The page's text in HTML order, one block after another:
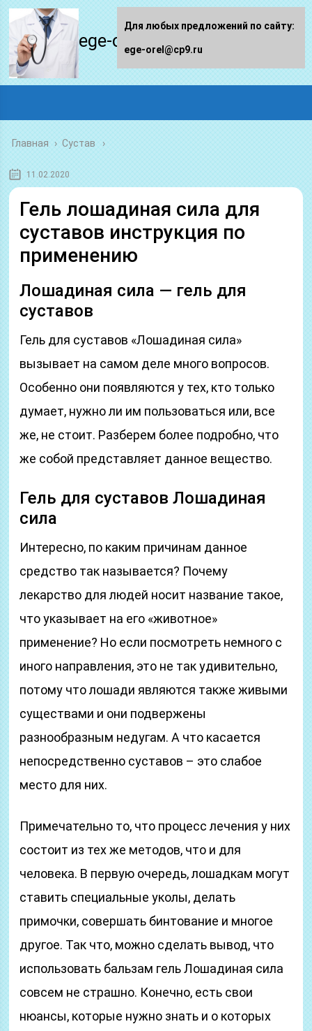
ege-orel.ru
Главная › Сустав
11.02.2020
Гель лошадиная сила для
суставов инструкция по
применению
Лошадиная сила — гель для
суставов
Гель для суставов «Лошадиная сила»
вызывает на самом деле много вопросов.
Особенно они появляются у тех, кто только
думает, нужно ли им пользоваться или, все
же, не стоит. Разберем более подробно, что
же собой представляет данное вещество.
Гель для суставов Лошадиная
сила
Интересно, по каким причинам данное
средство так называется? Почему
лекарство для людей носит название такое,
что указывает на его «животное»
применение? Но если посмотреть немного с
иного направления, это не так удивительно,
потому что лошади являются также живыми
существами и они подвержены
разнообразным недугам. А что касается
непосредственно суставов – это слабое
место для них.
Примечательно то, что процесс лечения у них
состоит из тех же методов, что и для
человека. В первую очередь, лошадкам могут
ставить специальные уколы, делать
примочки, совершать бинтование и многое
другое. Так что, можно сделать вывод, что
использовать бальзам гель Лошадиная сила
совсем не страшно. Конечно, есть свои
нюансы, которые нужно знать и о которых
Для любых предложений по сайту:
ege-orel@cp9.ru